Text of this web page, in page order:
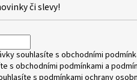
či slevy!
souhlasíte s obchodními
s obchodními podmínkami a
s podmínkami ochrany